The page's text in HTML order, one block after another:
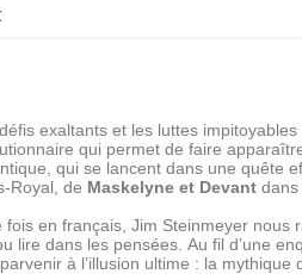
exaltants et les luttes
qui permet de faire
qui se lancent dans une quête
Royal, de Maskelyne et Devant
en français, Jim Steinmeyer nous
lire dans les pensées. Au fil d’une
à l’illusion ultime : la mythique